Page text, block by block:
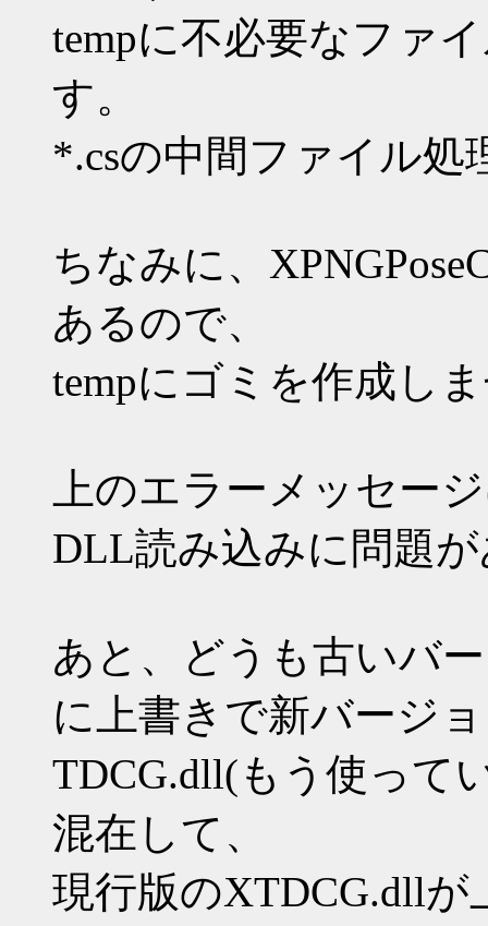
tempに不必要なファ
す。
*.csの中間ファイル処
ちなみに、
あるので、
tempにゴミを作成し
上のエラーメッセー
DLL読み込みに問題
あと、どうも古いバ
に上書きで新バージ
TDCG.dll(もう使って
混在して、
現行版のXTDCG.dll